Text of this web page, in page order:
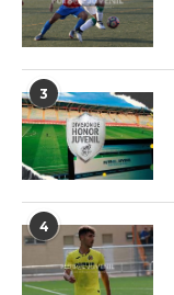
3
4